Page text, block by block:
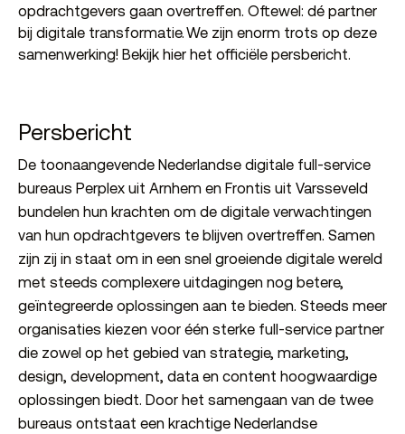
opdrachtgevers gaan overtreffen. Oftewel: dé partner
bij digitale transformatie. We zijn enorm trots op deze
samenwerking! Bekijk hier het officiële persbericht.
Persbericht
De toonaangevende Nederlandse digitale full-service
bureaus Perplex uit Arnhem en Frontis uit Varsseveld
bundelen hun krachten om de digitale verwachtingen
van hun opdrachtgevers te blijven overtreffen. Samen
zijn zij in staat om in een snel groeiende digitale wereld
met steeds complexere uitdagingen nog betere,
geïntegreerde oplossingen aan te bieden. Steeds meer
organisaties kiezen voor één sterke full-service partner
die zowel op het gebied van strategie, marketing,
design, development, data en content hoogwaardige
oplossingen biedt. Door het samengaan van de twee
bureaus ontstaat een krachtige Nederlandse